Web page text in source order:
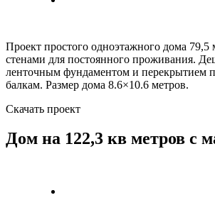
Проект простого одноэтажного дома
стенами для постоянного проживания.
ленточным фундаментом и перекрытием
балкам. Размер дома 8.6×10.6 метров.
Скачать проект
Дом на 122,3 кв метров с